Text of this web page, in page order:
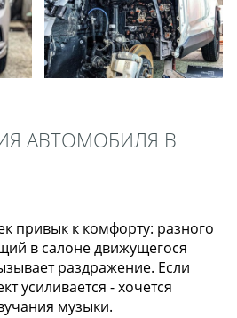
АВТОМОБИЛЯ В
привык к комфорту: разного
в салоне движущегося
раздражение. Если
усиливается - хочется
музыки.